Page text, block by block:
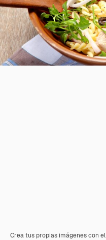
Crea tus propias imágenes con el